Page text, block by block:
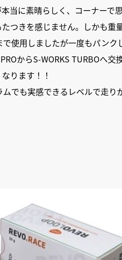
当に素晴らしく、コーナーで
つきを感じません。しかも重
使用しましたが一度もパンク
からS-WORKS TURBOへ交
ります！！
でも実感できるレベルで走り